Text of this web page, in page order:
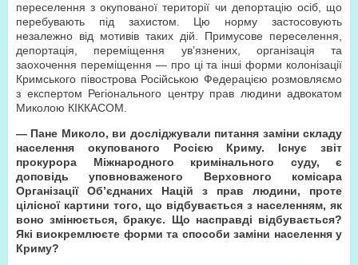
переселення з окупованої території чи депортацію осіб, що
перебувають під захистом. Цю норму застосовують
незалежно від мотивів таких дій. Примусове переселення,
депортація, переміщення ув’язнених, організація та
заохочення переміщення — про ці та інші форми колонізації
Кримського півострова Російською Федерацією розмовляємо
з експертом Регіонального центру прав людини адвокатом
Миколою КІККАСОМ.
— Пане Миколо, ви досліджували питання заміни складу
населення окупованого Росією Криму. Існує звіт
прокурора Міжнародного кримінального суду, є
доповідь уповноваженого Верховного комісара
Організації Об’єднаних Націй з прав людини, проте
цілісної картини того, що відбувається з населенням, як
воно змінюється, бракує. Що насправді відбувається?
Які виокремлюєте форми та способи заміни населення у
Криму?